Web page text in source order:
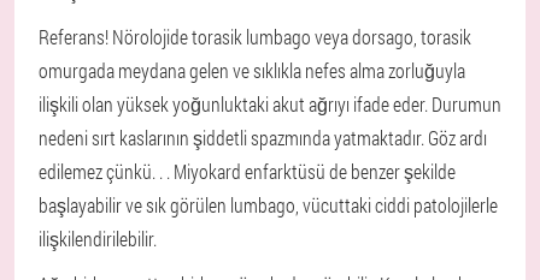
Referans! Nörolojide torasik lumbago veya dorsago, torasik
omurgada meydana gelen ve sıklıkla nefes alma zorluğuyla
ilişkili olan yüksek yoğunluktaki akut ağrıyı ifade eder. Durumun
nedeni sırt kaslarının şiddetli spazmında yatmaktadır. Göz ardı
edilemez çünkü. . . Miyokard enfarktüsü de benzer şekilde
başlayabilir ve sık görülen lumbago, vücuttaki ciddi patolojilerle
ilişkilendirilebilir.